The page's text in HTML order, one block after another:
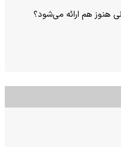
هنوز هم ارائه می‌شود؟